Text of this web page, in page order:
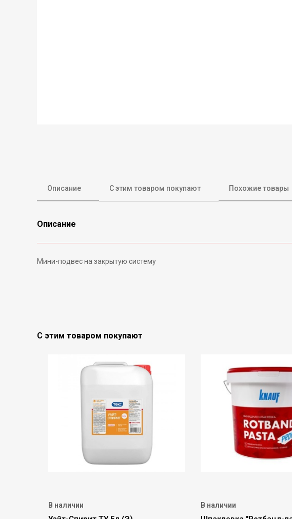
Описание С этим товаром покупают Похожие товары
Описание
Мини-подвес на закрытую систему
С этим товаром покупают
В наличии В наличии